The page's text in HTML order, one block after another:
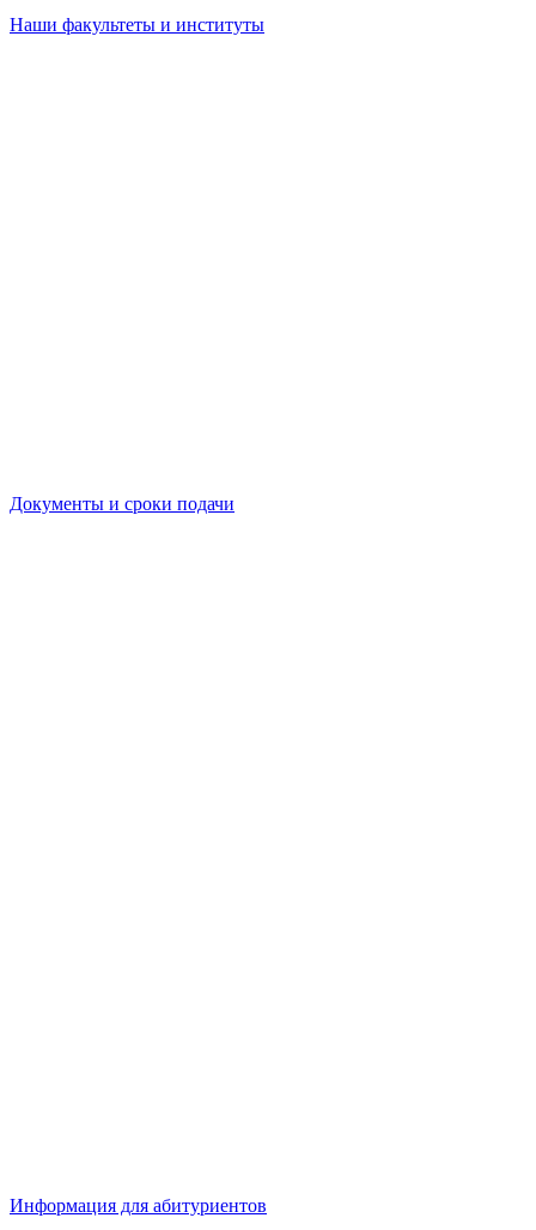
Наши факультеты и институты
Документы и сроки подачи
Информация для абитуриентов